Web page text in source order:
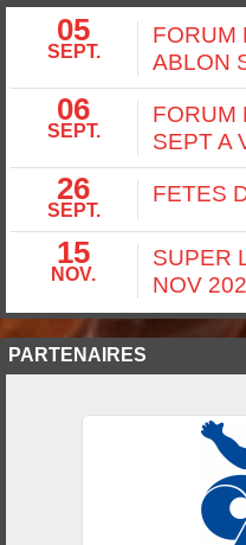
05
SEPT.
FORUM
ABLON
06
SEPT.
FORUM
SEPT A
26
SEPT.
FETES
15
NOV.
SUPER
NOV
PARTENAIRES